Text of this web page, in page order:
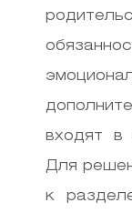
входят в
Для
к